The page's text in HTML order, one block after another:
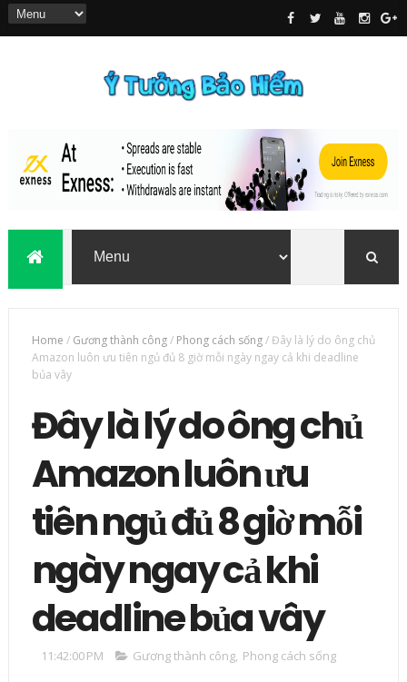
Home / Gương thành công/ Phong cách sống/Đây là lý do ông chủ
Amazon luôn ưu tiên ngủ đủ 8 giờ mỗi ngày ngay cả khi deadline
bủa vây
Đây là lý do ông chủ
Amazon luôn ưu
tiên ngủ đủ 8 giờ mỗi
ngày ngay cả khi
deadline bủa vây
11:42:00 PM Gương thành công, Phong cách sống